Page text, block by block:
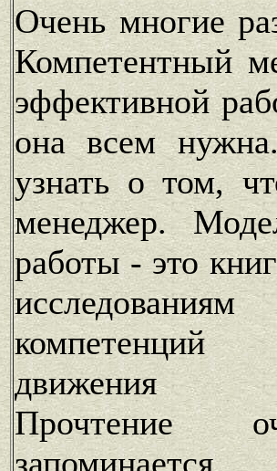
Очень многие
Компетентный
эффективной
она всем
узнать о том,
менеджер.
работы - это
движения
Прочтение
запоминается.